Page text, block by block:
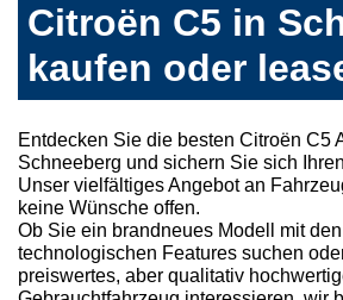
Citroën C5 in
kaufen oder
Entdecken Sie die besten Citroën C5
Schneeberg und sichern Sie sich
Unser vielfältiges Angebot an
keine Wünsche offen.
Ob Sie ein brandneues Modell mit
technologischen Features suchen
preiswertes, aber qualitativ